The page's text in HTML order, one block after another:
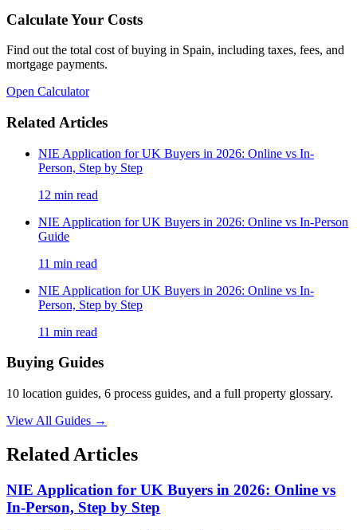
Calculate Your Costs
Find out the total cost of buying in Spain, including taxes, fees, and
mortgage payments.
Open Calculator
Related Articles
NIE Application for UK Buyers in 2026: Online vs In-
Person, Step by Step
12 min read
NIE Application for UK Buyers in 2026: Online vs In-Person
Guide
11 min read
NIE Application for UK Buyers in 2026: Online vs In-
Person, Step by Step
11 min read
Buying Guides
10 location guides, 6 process guides, and a full property glossary.
View All Guides →
Related Articles
NIE Application for UK Buyers in 2026: Online vs
In-Person, Step by Step